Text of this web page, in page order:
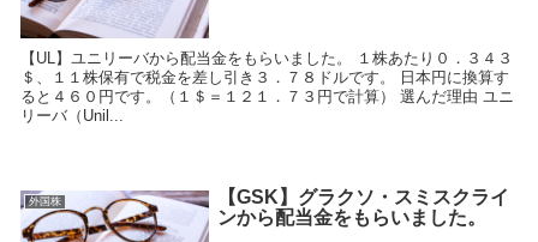
【UL】ユニリーバから配当金をもらいました。 １株あたり０．３４３
＄、１１株保有で税金を差し引き３．７８ドルです。 日本円に換算す
ると４６０円です。（１＄＝１２１．７３円で計算） 選んだ理由 ユニ
リーバ（Unil...
外国株
【GSK】グラクソ・スミスクライ
ンから配当金をもらいました。